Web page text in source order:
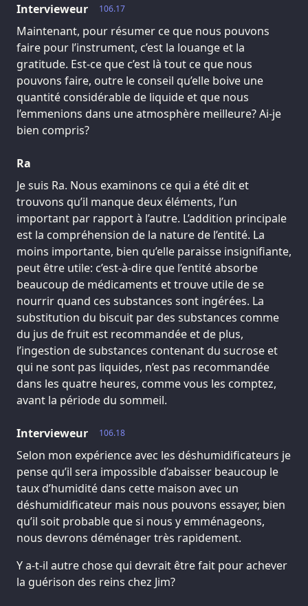
106.17
Intervieweur
Maintenant, pour résumer ce que nous pouvons
faire pour l’instrument, c’est la louange et la
gratitude. Est-ce que c’est là tout ce que nous
pouvons faire, outre le conseil qu’elle boive une
quantité considérable de liquide et que nous
l’emmenions dans une atmosphère meilleure? Ai-je
bien compris?
Ra
Je suis Ra. Nous examinons ce qui a été dit et
trouvons qu’il manque deux éléments, l’un
important par rapport à l’autre. L’addition principale
est la compréhension de la nature de l’entité. La
moins importante, bien qu’elle paraisse insignifiante,
peut être utile: c’est-à-dire que l’entité absorbe
beaucoup de médicaments et trouve utile de se
nourrir quand ces substances sont ingérées. La
substitution du biscuit par des substances comme
du jus de fruit est recommandée et de plus,
l’ingestion de substances contenant du sucrose et
qui ne sont pas liquides, n’est pas recommandée
dans les quatre heures, comme vous les comptez,
avant la période du sommeil.
106.18
Intervieweur
Selon mon expérience avec les déshumidificateurs je
pense qu’il sera impossible d’abaisser beaucoup le
taux d’humidité dans cette maison avec un
déshumidificateur mais nous pouvons essayer, bien
qu’il soit probable que si nous y emménageons,
nous devrons déménager très rapidement.
Y a-t-il autre chose qui devrait être fait pour achever
la guérison des reins chez Jim?